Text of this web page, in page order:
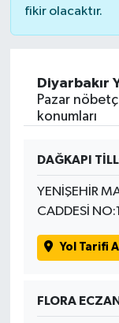
fikir olacaktır.
Diyarbakır
Pazar
konumları
DAĞKAPI
YENİŞEHİR
CADDESİ
Yol Tarifi Al
FLORA